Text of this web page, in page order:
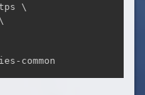
\
common